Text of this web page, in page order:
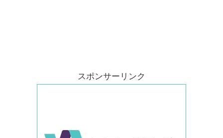
スポンサーリンク